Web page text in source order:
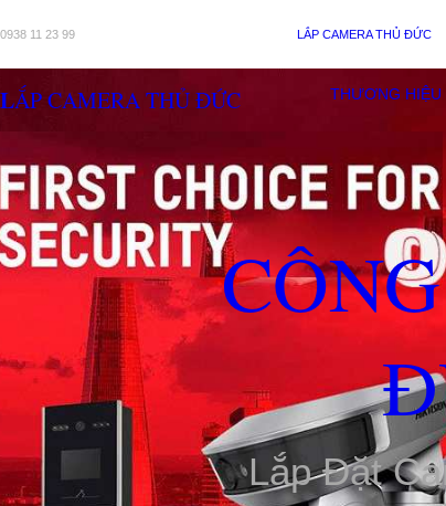
0938 11 23 99 LẮP CAMERA THỦ ĐỨC
LẮP CAMERA THỦ ĐỨC THƯƠNG HIỆU
Lắp Đặt